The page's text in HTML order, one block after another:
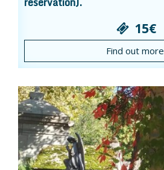
15€
Find out more